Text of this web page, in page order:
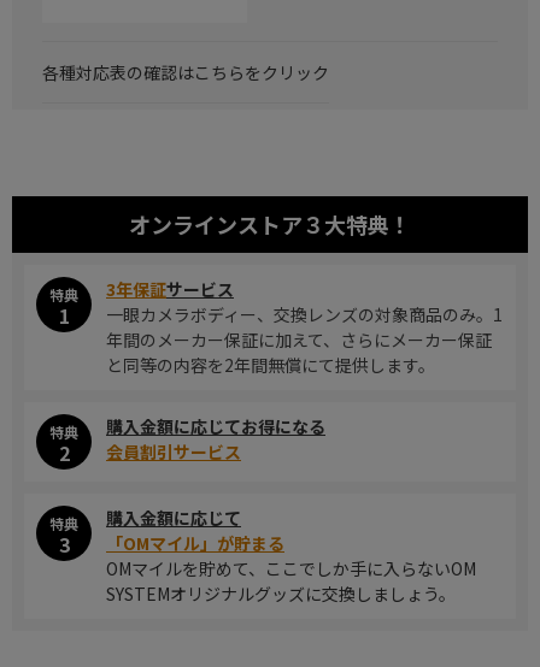
各種対応表の確認はこちらをクリック
オンラインストア３大特典！
特典
1
3年保証サービス
一眼カメラボディー、交換レンズの対象商品のみ。1
年間のメーカー保証に加えて、さらにメーカー保証
と同等の内容を2年間無償にて提供します。
特典
2
購入金額に応じてお得になる
会員割引サービス
特典
3
購入金額に応じて
「OMマイル」が貯まる
OMマイルを貯めて、ここでしか手に入らないOM
SYSTEMオリジナルグッズに交換しましょう。